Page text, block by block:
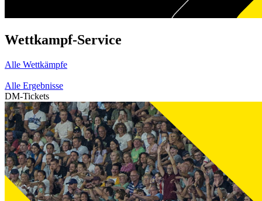
Wettkampf-Service
Alle Wettkämpfe
Alle Ergebnisse
DM-Tickets